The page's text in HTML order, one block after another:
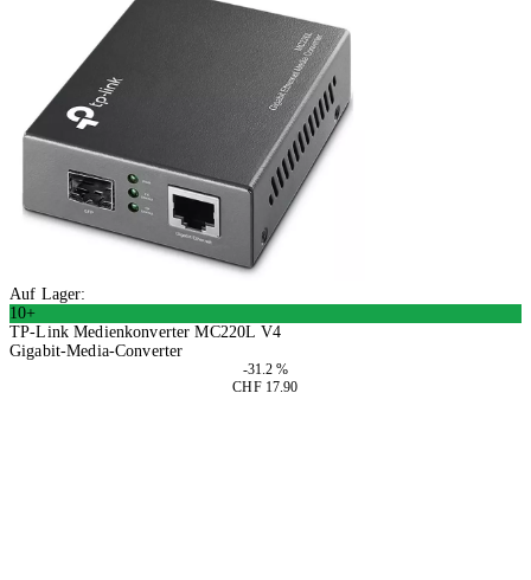
Auf Lager:
10+
TP-Link Medienkonverter MC220L V4
Gigabit-Media-Converter
-31.2 %
CHF 17.90